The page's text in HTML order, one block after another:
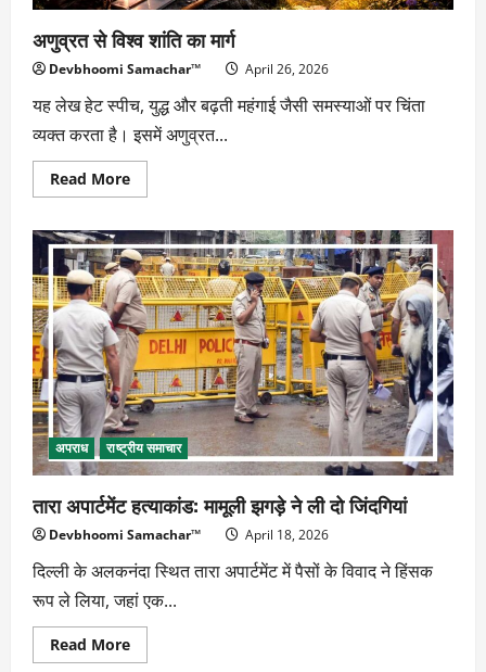
अणुव्रत से विश्व शांति का मार्ग
Devbhoomi Samachar™ April 26, 2026
यह लेख हेट स्पीच, युद्ध और बढ़ती महंगाई जैसी समस्याओं पर चिंता
व्यक्त करता है। इसमें अणुव्रत...
Read MoreRead
more
से
विश्व
शांति
का
मार्ग
अपराध राष्ट्रीय समाचार
तारा अपार्टमेंट हत्याकांड: मामूली झगड़े ने ली दो जिंदगियां
Devbhoomi Samachar™ April 18, 2026
दिल्ली के अलकनंदा स्थित तारा अपार्टमेंट में पैसों के विवाद ने हिंसक
रूप ले लिया, जहां एक...
Read MoreRead
more